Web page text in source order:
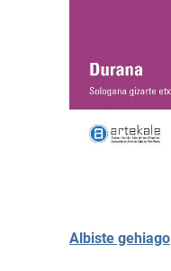
Albiste gehiago